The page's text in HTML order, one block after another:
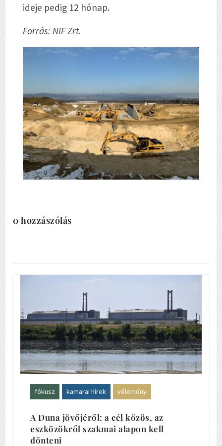
ideje pedig 12 hónap.
Forrás: NIF Zrt.
0 hozzászólás
fókusz kamarai hírek vélemény
A Duna jövőjéről: a cél közös, az
eszközökről szakmai alapon kell
dönteni